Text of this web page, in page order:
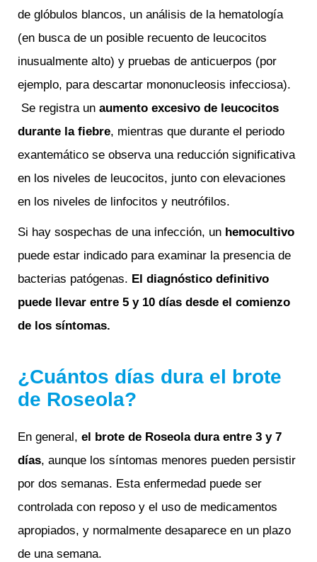
de glóbulos blancos, un análisis de la hematología
(en busca de un posible recuento de leucocitos
inusualmente alto) y pruebas de anticuerpos (por
ejemplo, para descartar mononucleosis infecciosa).
Se registra un aumento excesivo de leucocitos
durante la fiebre, mientras que durante el periodo
exantemático se observa una reducción significativa
en los niveles de leucocitos, junto con elevaciones
en los niveles de linfocitos y neutrófilos.
Si hay sospechas de una infección, un hemocultivo
puede estar indicado para examinar la presencia de
bacterias patógenas. El diagnóstico definitivo
puede llevar entre 5 y 10 días desde el comienzo
de los síntomas.
¿Cuántos días dura el brote
de Roseola?
En general, el brote de Roseola dura entre 3 y 7
días, aunque los síntomas menores pueden persistir
por dos semanas. Esta enfermedad puede ser
controlada con reposo y el uso de medicamentos
apropiados, y normalmente desaparece en un plazo
de una semana.